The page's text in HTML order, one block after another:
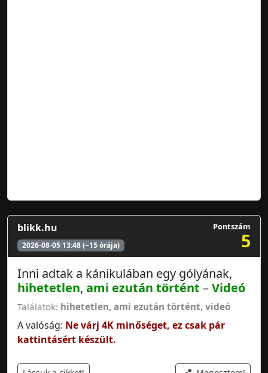
blikk.hu
2026-08-05 13:48 (~15 órája)
Pontszám
5
Inni adtak a kánikulában egy gólyának,
hihetetlen, ami ezután történt –Videó
Találatok: hihetetlen, ami ezután történt, videó
A valóság: Ne várj 4K minőséget, ez csak pár
kattintásért készült.